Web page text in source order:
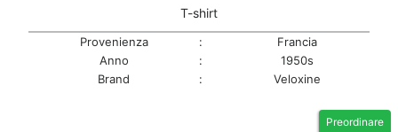
T-shirt
Provenienza :
Francia
Anno
:
1950s
Brand
: Veloxine
Preordinare